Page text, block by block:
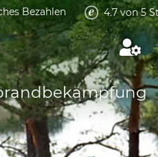
Bezahlen 4.7 von 5